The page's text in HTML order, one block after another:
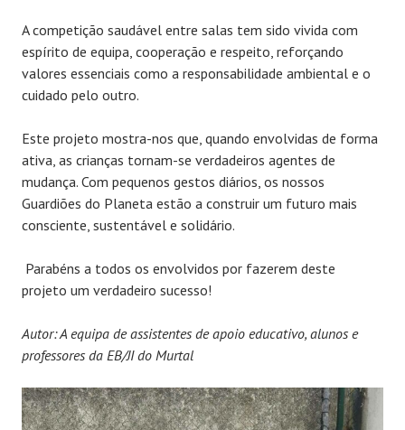
A competição saudável entre salas tem sido vivida com
espírito de equipa, cooperação e respeito, reforçando
valores essenciais como a responsabilidade ambiental e o
cuidado pelo outro.
Este projeto mostra-nos que, quando envolvidas de forma
ativa, as crianças tornam-se verdadeiros agentes de
mudança. Com pequenos gestos diários, os nossos
Guardiões do Planeta estão a construir um futuro mais
consciente, sustentável e solidário.
Parabéns a todos os envolvidos por fazerem deste
projeto um verdadeiro sucesso!
Autor: A equipa de assistentes de apoio educativo, alunos e
professores da EB/JI do Murtal